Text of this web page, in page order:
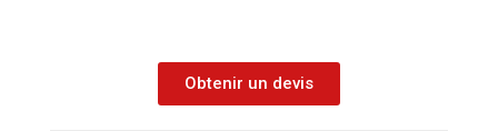
Obtenir un devis